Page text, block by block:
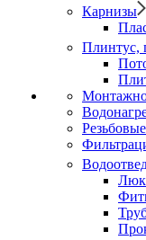
Карнизы
Плинтус,